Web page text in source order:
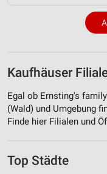
Kaufhäuser
Egal ob Ernsting's
(Wald) und Umgebung
Finde hier Filialen und
Top Städte